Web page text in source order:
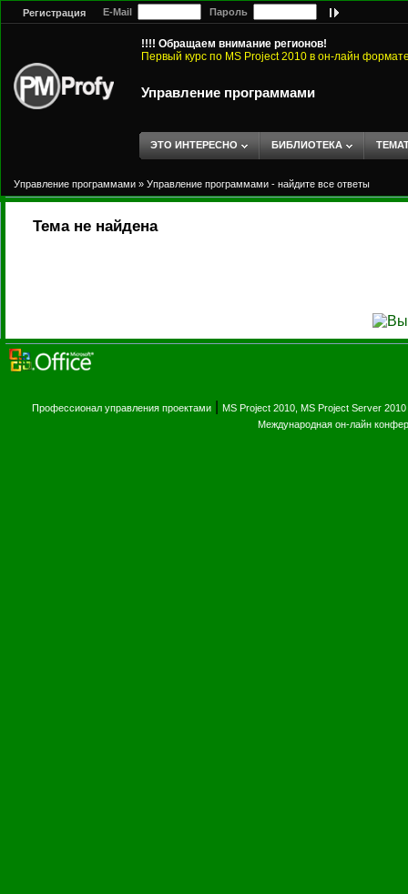
Регистрация E-Mail Пароль
!!!! Обращаем внимание регионов!
Первый курс по MS Project 2010 в он-лайн
Управление программами
ЭТО ИНТЕРЕСНО БИБЛИОТЕКА
Управление программами » Управление программами - найдите все ответы
Тема не найдена
Профессионал управления проектами MS Project 2010, MS Project Server 2010
Международная он-лайн